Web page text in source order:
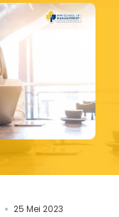
25 Mei 2023